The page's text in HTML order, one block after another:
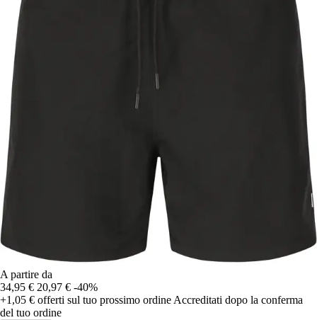
A partire da
34,95 € 20,97 € -40%
+1,05 € offerti sul tuo prossimo ordine Accreditati dopo la conferma
del tuo ordine